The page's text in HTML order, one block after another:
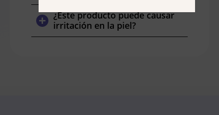
¿Este producto puede causar
irritación en la piel?